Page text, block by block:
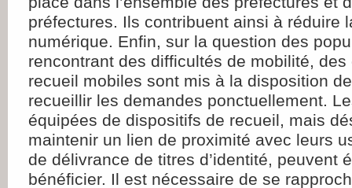
préfectures. Ils contribuent ainsi à réduire
numérique. Enfin, sur la question des
rencontrant des difficultés de mobilité,
recueil mobiles sont mis à la disposition
recueillir les demandes ponctuellement.
équipées de dispositifs de recueil, mais
maintenir un lien de proximité avec leurs
de délivrance de titres d’identité, peuvent
bénéficier. Il est nécessaire de se